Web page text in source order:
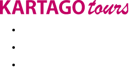
Last minute Dovolenkové kluby